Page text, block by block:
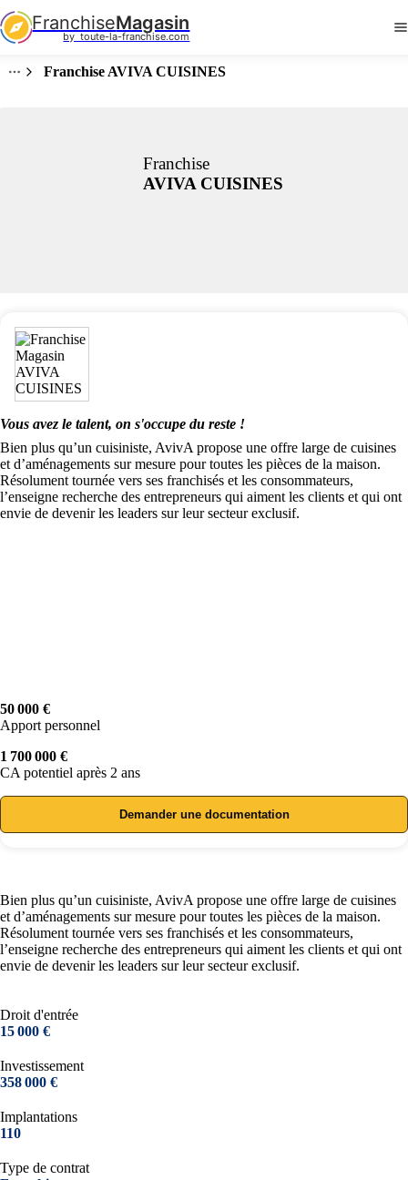
FranchiseMagasin
by  toute-la-franchise.com
Franchise AVIVA CUISINES
Franchise
AVIVA CUISINES
Vous avez le talent, on s'occupe du reste !
Bien plus qu’un cuisiniste, AvivA propose une offre large de cuisines
et d’aménagements sur mesure pour toutes les pièces de la maison.
Résolument tournée vers ses franchisés et les consommateurs,
l’enseigne recherche des entrepreneurs qui aiment les clients et qui ont
envie de devenir les leaders sur leur secteur exclusif.
50 000 €
Apport personnel
1 700 000 €
CA potentiel après 2 ans
Demander une documentation
Bien plus qu’un cuisiniste, AvivA propose une offre large de cuisines
et d’aménagements sur mesure pour toutes les pièces de la maison.
Résolument tournée vers ses franchisés et les consommateurs,
l’enseigne recherche des entrepreneurs qui aiment les clients et qui ont
envie de devenir les leaders sur leur secteur exclusif.
Droit d'entrée
15 000 €
Investissement
358 000 €
Implantations
110
Type de contrat